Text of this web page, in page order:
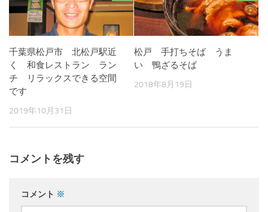
千葉県松戸市 北松戸駅近
く 和食レストラン ラン
チ リラックスできる空間
です
2019年10月31日
松戸 手打ちそば うま
い 鴨ざるそば
2018年8月19日
コメントを残す
コメント ※